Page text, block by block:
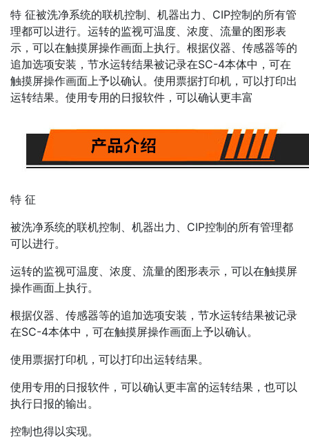
特 征被洗净系统的联机控制、机器出力、CIP控制的所有管
理都可以进行。运转的监视可温度、浓度、流量的图形表
示，可以在触摸屏操作画面上执行。根据仪器、传感器等的
追加选项安装，节水运转结果被记录在SC-4本体中，可在
触摸屏操作画面上予以确认。使用票据打印机，可以打印出
运转结果。使用专用的日报软件，可以确认更丰富
特 征
被洗净系统的联机控制、机器出力、CIP控制的所有管理都
可以进行。
运转的监视可温度、浓度、流量的图形表示，可以在触摸屏
操作画面上执行。
根据仪器、传感器等的追加选项安装，节水运转结果被记录
在SC-4本体中，可在触摸屏操作画面上予以确认。
使用票据打印机，可以打印出运转结果。
使用专用的日报软件，可以确认更丰富的运转结果，也可以
执行日报的输出。
控制也得以实现。